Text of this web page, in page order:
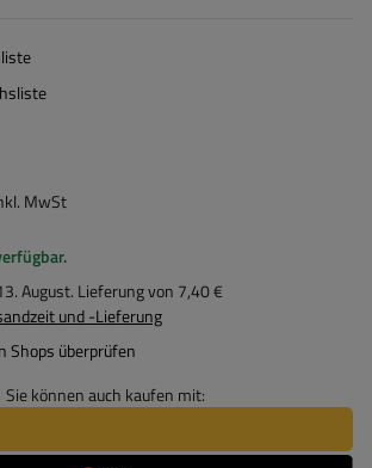
MwSt
August. Lieferung von 7,40 €
und -Lieferung
Shops überprüfen
Sie können auch kaufen mit: